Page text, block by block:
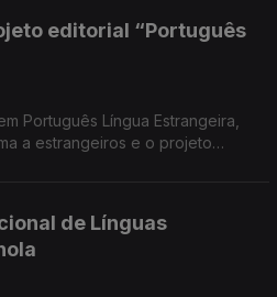
editorial “Português
Português Língua Estrangeira,
a estrangeiros e o projeto
de Línguas